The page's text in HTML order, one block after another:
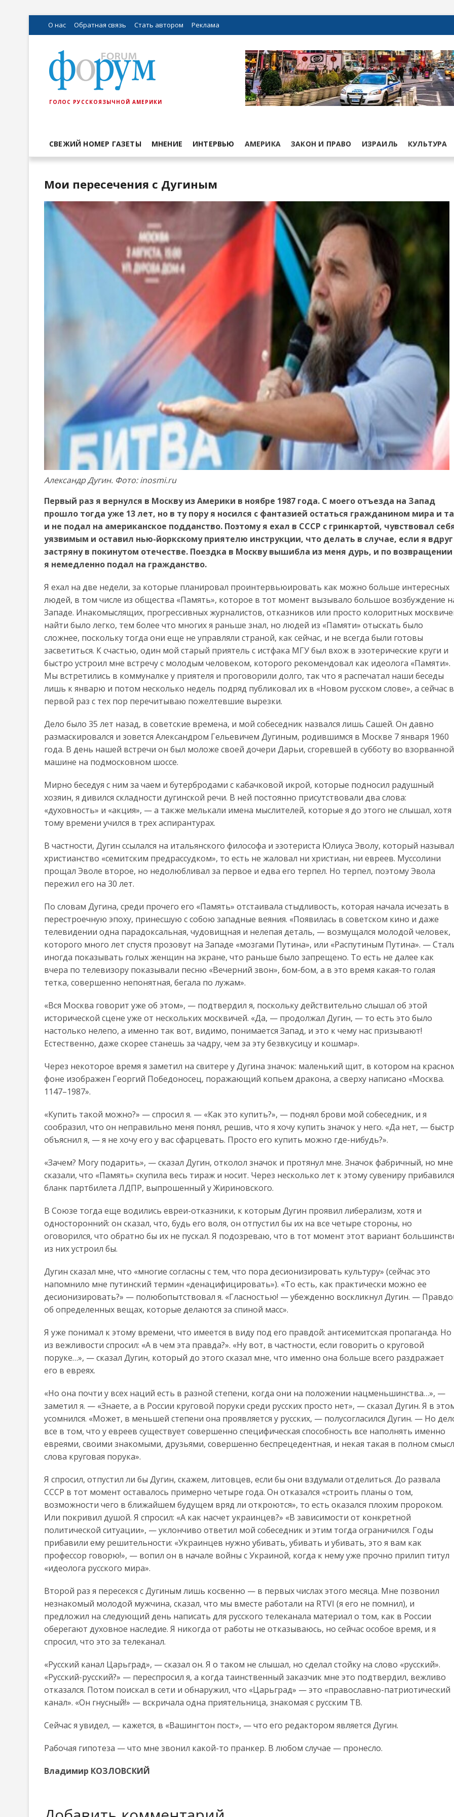
О нас Обратная связь Стать автором Реклама
ГОЛОС РУССКОЯЗЫЧНОЙ АМЕРИКИ
СВЕЖИЙ НОМЕР ГАЗЕТЫ МНЕНИЕ ИНТЕРВЬЮ АМЕРИКА ЗАКОН И ПРАВО ИЗРАИЛЬ КУЛЬТУРА
Мои пересечения с Дугиным
Александр Дугин. Фото: inosmi.ru
Первый раз я вернулся в Москву из Америки в ноябре 1987 года. С моего отъезда на Запад
прошло тогда уже 13 лет, но в ту пору я носился с фантазией остаться гражданином мира и
и не подал на американское подданство. Поэтому я ехал в СССР с гринкартой, чувствовал
уязвимым и оставил нью-йоркскому приятелю инструкции, что делать в случае, если я вдруг
застряну в покинутом отечестве. Поездка в Москву вышибла из меня дурь, и по возвращении
я немедленно подал на гражданство.
Я ехал на две недели, за которые планировал проинтервьюировать как можно больше интересных
людей, в том числе из общества «Память», которое в тот момент вызывало большое возбуждение
Западе. Инакомыслящих, прогрессивных журналистов, отказников или просто колоритных
найти было легко, тем более что многих я раньше знал, но людей из «Памяти» отыскать было
сложнее, поскольку тогда они еще не управляли страной, как сейчас, и не всегда были готовы
засветиться. К счастью, один мой старый приятель с истфака МГУ был вхож в эзотерические круги и
быстро устроил мне встречу с молодым человеком, которого рекомендовал как идеолога «Памяти».
Мы встретились в коммуналке у приятеля и проговорили долго, так что я распечатал наши беседы
лишь к январю и потом несколько недель подряд публиковал их в «Новом русском слове», а сейчас в
первой раз с тех пор перечитываю пожелтевшие вырезки.
Дело было 35 лет назад, в советские времена, и мой собеседник назвался лишь Сашей. Он давно
размаскировался и зовется Александром Гельевичем Дугиным, родившимся в Москве 7 января 1960
года. В день нашей встречи он был моложе своей дочери Дарьи, сгоревшей в субботу во взорванной
машине на подмосковном шоссе.
Мирно беседуя с ним за чаем и бутербродами с кабачковой икрой, которые подносил радушный
хозяин, я дивился складности дугинской речи. В ней постоянно присутствовали два слова:
«духовность» и «акция», — а также мелькали имена мыслителей, которые я до этого не слышал, хотя
тому времени учился в трех аспирантурах.
В частности, Дугин ссылался на итальянского философа и эзотериста Юлиуса Эволу, который называл
христианство «семитским предрассудком», то есть не жаловал ни христиан, ни евреев. Муссолини
прощал Эволе второе, но недолюбливал за первое и едва его терпел. Но терпел, поэтому Эвола
пережил его на 30 лет.
По словам Дугина, среди прочего его «Память» отстаивала стыдливость, которая начала исчезать в
перестроечную эпоху, принесшую с собою западные веяния. «Появилась в советском кино и даже
телевидении одна парадоксальная, чудовищная и нелепая деталь, — возмущался молодой человек,
которого много лет спустя прозовут на Западе «мозгами Путина», или «Распутиным Путина». —
иногда показывать голых женщин на экране, что раньше было запрещено. То есть не далее как
вчера по телевизору показывали песню «Вечерний звон», бом-бом, а в это время какая-то голая
тетка, совершенно непонятная, бегала по лужам».
«Вся Москва говорит уже об этом», — подтвердил я, поскольку действительно слышал об этой
исторической сцене уже от нескольких москвичей. «Да, — продолжал Дугин, — то есть это было
настолько нелепо, а именно так вот, видимо, понимается Запад, и это к чему нас призывают!
Естественно, даже скорее станешь за чадру, чем за эту безвкусицу и кошмар».
Через некоторое время я заметил на свитере у Дугина значок: маленький щит, в котором на
фоне изображен Георгий Победоносец, поражающий копьем дракона, а сверху написано «Москва.
1147–1987».
«Купить такой можно?» — спросил я. — «Как это купить?», — поднял брови мой собеседник, и я
сообразил, что он неправильно меня понял, решив, что я хочу купить значок у него. «Да нет, —
объяснил я, — я не хочу его у вас сфарцевать. Просто его купить можно где-нибудь?».
«Зачем? Могу подарить», — сказал Дугин, отколол значок и протянул мне. Значок фабричный, но мне
сказали, что «Память» скупила весь тираж и носит. Через несколько лет к этому сувениру прибавился
бланк партбилета ЛДПР, выпрошенный у Жириновского.
В Союзе тогда еще водились евреи-отказники, к которым Дугин проявил либерализм, хотя и
односторонний: он сказал, что, будь его воля, он отпустил бы их на все четыре стороны, но
оговорился, что обратно бы их не пускал. Я подозреваю, что в тот момент этот вариант
из них устроил бы.
Дугин сказал мне, что «многие согласны с тем, что пора десионизировать культуру» (cейчас это
напомнило мне путинский термин «денацифицировать»). «То есть, как практически можно ее
десионизировать?» — полюбопытствовал я. «Гласностью! — убежденно воскликнул Дугин. —
об определенных вещах, которые делаются за спиной масс».
Я уже понимал к этому времени, что имеется в виду под его правдой: антисемитская пропаганда. Но
из вежливости спросил: «А в чем эта правда?». «Ну вот, в частности, если говорить о круговой
поруке…», — сказал Дугин, который до этого сказал мне, что именно она больше всего раздражает
его в евреях.
«Но она почти у всех наций есть в разной степени, когда они на положении нацменьшинства…», —
заметил я. — «Знаете, а в России круговой поруки среди русских просто нет», — сказал Дугин. Я в
усомнился. «Может, в меньшей степени она проявляется у русских, — полусогласился Дугин. — Но
все в том, что у евреев существует совершенно специфическая способность все наполнять именно
евреями, своими знакомыми, друзьями, совершенно беспрецедентная, и некая такая в полном
слова круговая порука».
Я спросил, отпустил ли бы Дугин, скажем, литовцев, если бы они вздумали отделиться. До развала
СССР в тот момент оставалось примерно четыре года. Он отказался «строить планы о том,
возможности чего в ближайшем будущем вряд ли откроются», то есть оказался плохим пророком.
Или покривил душой. Я спросил: «А как насчет украинцев?» «В зависимости от конкретной
политической ситуации», — уклончиво ответил мой собеседник и этим тогда ограничился. Годы
прибавили ему решительности: «Украинцев нужно убивать, убивать и убивать, это я вам как
профессор говорю!», — вопил он в начале войны с Украиной, когда к нему уже прочно прилип титул
«идеолога русского мира».
Второй раз я пересекся с Дугиным лишь косвенно — в первых числах этого месяца. Мне позвонил
незнакомый молодой мужчина, сказал, что мы вместе работали на RTVI (я его не помнил), и
предложил на следующий день написать для русского телеканала материал о том, как в России
оберегают духовное наследие. Я никогда от работы не отказываюсь, но сейчас особое время, и я
спросил, что это за телеканал.
«Русский канал Царьград», — сказал он. Я о таком не слышал, но сделал стойку на слово «русский».
«Русский-русский?» — переспросил я, а когда таинственный заказчик мне это подтвердил, вежливо
отказался. Потом поискал в сети и обнаружил, что «Царьград» — это «православно-патриотический
канал». «Он гнусный!» — вскричала одна приятельница, знакомая с русским ТВ.
Сейчас я увидел, — кажется, в «Вашингтон пост», — что его редактором является Дугин.
Рабочая гипотеза — что мне звонил какой-то пранкер. В любом случае — пронесло.
Владимир КОЗЛОВСКИЙ